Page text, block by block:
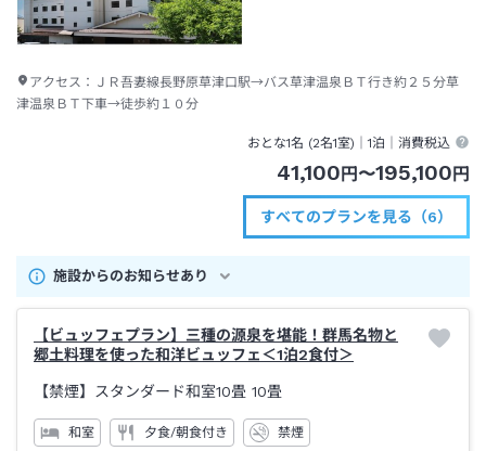
アクセス： ＪＲ吾妻線長野原草津口駅→バス草津温泉ＢＴ行き約２５分草
津温泉ＢＴ下車→徒歩約１０分
おとな1名 (2名1室)｜1泊 ｜消費税込
41,100円〜195,100円
すべてのプランを見る（6）
施設からのお知らせあり
【ビュッフェプラン】三種の源泉を堪能！群馬名物と
郷土料理を使った和洋ビュッフェ＜1泊2食付＞
【禁煙】スタンダード和室10畳 10畳
和室 夕食/朝食付き 禁煙